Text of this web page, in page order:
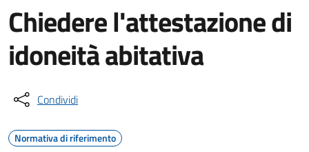
Chiedere l'attestazione di
idoneità abitativa
Condividi
Normativa di riferimento